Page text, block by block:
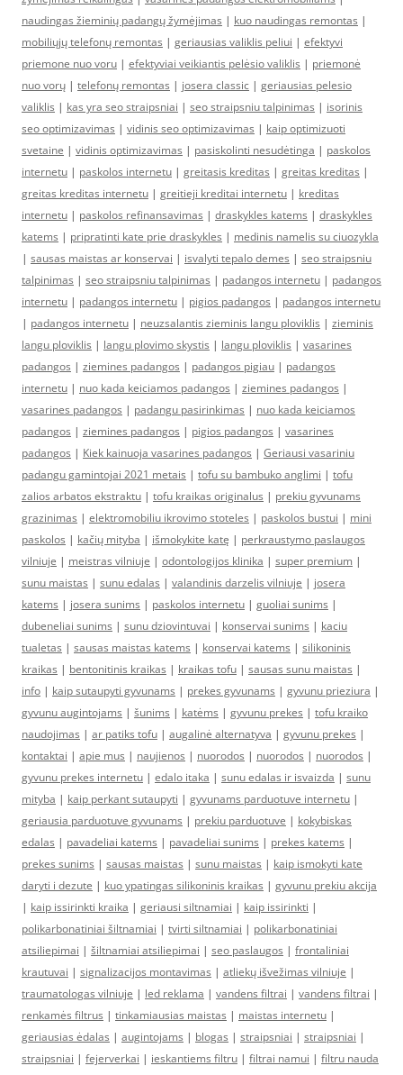
naudingas žieminių padangų žymėjimas | kuo naudingas remontas |
mobiliųjų telefonų remontas | geriausias valiklis peliui | efektyvi
priemone nuo voru | efektyviai veikiantis pelėsio valiklis | priemonė
nuo vorų | telefonų remontas | josera classic | geriausias pelesio
valiklis | kas yra seo straipsniai | seo straipsniu talpinimas | isorinis
seo optimizavimas | vidinis seo optimizavimas | kaip optimizuoti
svetaine | vidinis optimizavimas | pasiskolinti nesudėtinga | paskolos
internetu | paskolos internetu | greitasis kreditas | greitas kreditas |
greitas kreditas internetu | greitieji kreditai internetu | kreditas
internetu | paskolos refinansavimas | draskykles katems | draskykles
katems | pripratinti kate prie draskykles | medinis namelis su ciuozykla
| sausas maistas ar konservai | isvalyti tepalo demes | seo straipsniu
talpinimas | seo straipsniu talpinimas | padangos internetu | padangos
internetu | padangos internetu | pigios padangos | padangos internetu
| padangos internetu | neuzsalantis zieminis langu ploviklis | zieminis
langu ploviklis | langu plovimo skystis | langu ploviklis | vasarines
padangos | ziemines padangos | padangos pigiau | padangos
internetu | nuo kada keiciamos padangos | ziemines padangos |
vasarines padangos | padangu pasirinkimas | nuo kada keiciamos
padangos | ziemines padangos | pigios padangos | vasarines
padangos | Kiek kainuoja vasarines padangos | Geriausi vasariniu
padangu gamintojai 2021 metais | tofu su bambuko anglimi | tofu
zalios arbatos ekstraktu | tofu kraikas originalus | prekiu gyvunams
grazinimas | elektromobiliu ikrovimo stoteles | paskolos bustui | mini
paskolos | kačių mityba | išmokykite katę | perkraustymo paslaugos
vilniuje | meistras vilniuje | odontologijos klinika | super premium |
sunu maistas | sunu edalas | valandinis darzelis vilniuje | josera
katems | josera sunims | paskolos internetu | guoliai sunims |
dubeneliai sunims | sunu dziovintuvai | konservai sunims | kaciu
tualetas | sausas maistas katems | konservai katems | silikoninis
kraikas | bentonitinis kraikas | kraikas tofu | sausas sunu maistas |
info | kaip sutaupyti gyvunams | prekes gyvunams | gyvunu prieziura |
gyvunu augintojams | šunims | katėms | gyvunu prekes | tofu kraiko
naudojimas | ar patiks tofu | augalinė alternatyva | gyvunu prekes |
kontaktai | apie mus | naujienos | nuorodos | nuorodos | nuorodos |
gyvunu prekes internetu | edalo itaka | sunu edalas ir isvaizda | sunu
mityba | kaip perkant sutaupyti | gyvunams parduotuve internetu |
geriausia parduotuve gyvunams | prekiu parduotuve | kokybiskas
edalas | pavadeliai katems | pavadeliai sunims | prekes katems |
prekes sunims | sausas maistas | sunu maistas | kaip ismokyti kate
daryti i dezute | kuo ypatingas silikoninis kraikas | gyvunu prekiu akcija
| kaip issirinkti kraika | geriausi siltnamiai | kaip issirinkti |
polikarbonatiniai šiltnamiai | tvirti siltnamiai | polikarbonatiniai
atsiliepimai | šiltnamiai atsiliepimai | seo paslaugos | frontaliniai
krautuvai | signalizacijos montavimas | atliekų išvežimas vilniuje |
traumatologas vilniuje | led reklama | vandens filtrai | vandens filtrai |
renkamės filtrus | tinkamiausias maistas | maistas internetu |
geriausias ėdalas | augintojams | blogas | straipsniai | straipsniai |
straipsniai | fejerverkai | ieskantiems filtru | filtrai namui | filtru nauda